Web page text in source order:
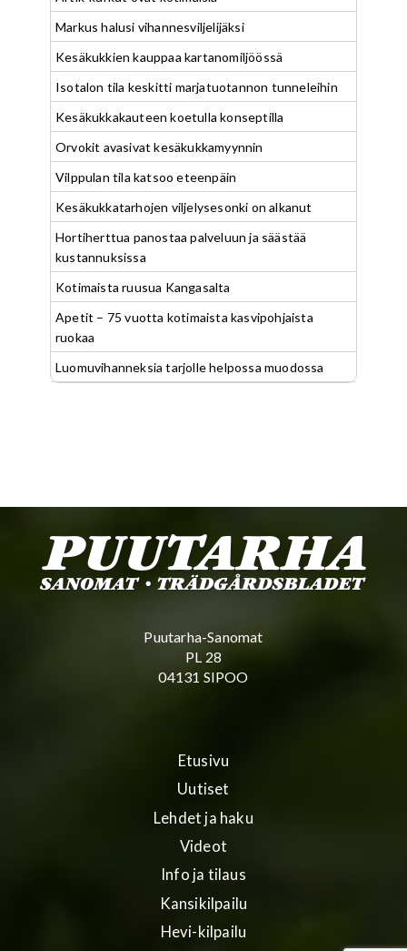
Markus halusi vihannesviljelijäksi
Kesäkukkien kauppaa kartanomiljöössä
Isotalon tila keskitti marjatuotannon tunneleihin
Kesäkukkakauteen koetulla konseptilla
Orvokit avasivat kesäkukkamyynnin
Vilppulan tila katsoo eteenpäin
Kesäkukkatarhojen viljelysesonki on alkanut
Hortiherttua panostaa palveluun ja säästää
kustannuksissa
Kotimaista ruusua Kangasalta
Apetit – 75 vuotta kotimaista kasvipohjaista
ruokaa
Luomuvihanneksia tarjolle helpossa muodossa
Puutarha-Sanomat
PL 28
04131 SIPOO
Etusivu
Uutiset
Lehdet ja haku
Videot
Info ja tilaus
Kansikilpailu
Hevi-kilpailu